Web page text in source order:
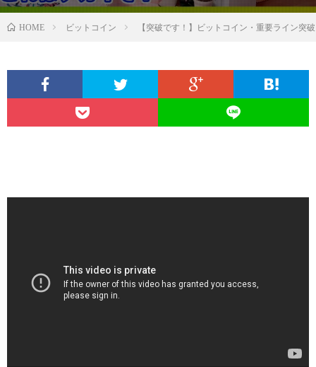
HOME ビットコイン 【突破です！】ビットコイン・重要ライン